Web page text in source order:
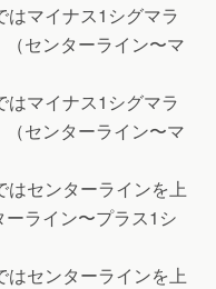
はマイナス1シグマラ
センターライン〜マ
はマイナス1シグマラ
センターライン〜マ
はセンターラインを上
ライン〜プラス1シ
はセンターラインを上